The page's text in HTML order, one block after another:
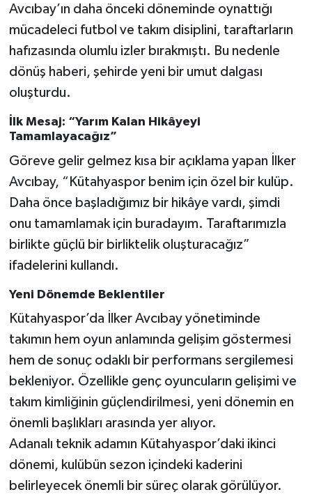
Avcıbay’ın daha önceki döneminde oynattığı
mücadeleci futbol ve takım disiplini, taraftarların
hafızasında olumlu izler bırakmıştı. Bu nedenle
dönüş haberi, şehirde yeni bir umut dalgası
oluşturdu.
İlk Mesaj: “Yarım Kalan Hikâyeyi
Tamamlayacağız”
Göreve gelir gelmez kısa bir açıklama yapan İlker
Avcıbay, “Kütahyaspor benim için özel bir kulüp.
Daha önce başladığımız bir hikâye vardı, şimdi
onu tamamlamak için buradayım. Taraftarımızla
birlikte güçlü bir birliktelik oluşturacağız”
ifadelerini kullandı.
Yeni Dönemde Beklentiler
Kütahyaspor’da İlker Avcıbay yönetiminde
takımın hem oyun anlamında gelişim göstermesi
hem de sonuç odaklı bir performans sergilemesi
bekleniyor. Özellikle genç oyuncuların gelişimi ve
takım kimliğinin güçlendirilmesi, yeni dönemin en
önemli başlıkları arasında yer alıyor.
Adanalı teknik adamın Kütahyaspor’daki ikinci
dönemi, kulübün sezon içindeki kaderini
belirleyecek önemli bir süreç olarak görülüyor.